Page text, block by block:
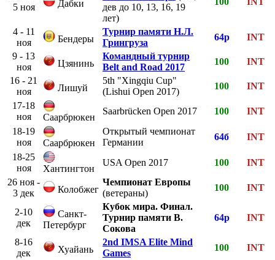
5 ноя
Дабки
дев до 10, 13, 16, 19
лет)
4 - 11
ноя
Бендеры
Турнир памяти Н.Л.
Грингруза
64р
INT
9 - 13
ноя
Цзянинь
Командный турнир
Belt and Road 2017
100
INT
16 - 21
ноя
Лишуй
5th "Xingqiu Cup"
(Lishui Open 2017)
100
INT
17-18
ноя
Саарбрюкен
Saarbrücken Open 2017 100
INT
18-19
ноя
Саарбрюкен
Открытый чемпионат
Германии
64б
INT
18-25
ноя
Хантингтон
USA Open 2017 100
INT
26 ноя -
3 дек
Колобжег
Чемпионат Европы
(ветераны)
100 INT
2-10
дек
Санкт-
Петербург
Кубок мира. Финал.
Турнир памяти В.
Сокова
64р INT
8-16
дек
Хуайань
2nd IMSA Elite Mind
Games
100 INT